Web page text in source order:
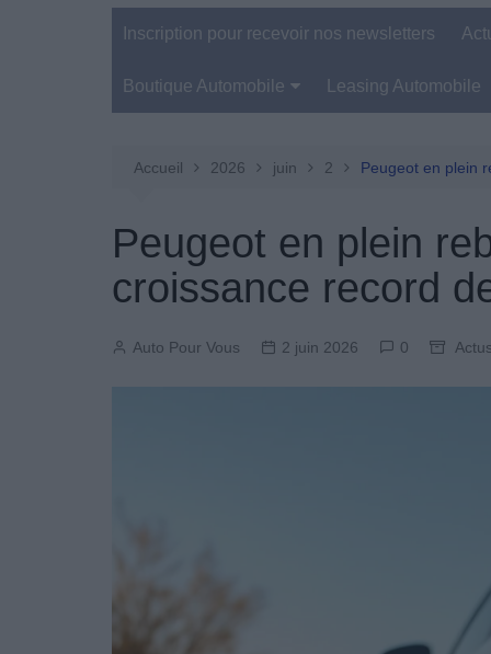
Inscription pour recevoir nos newsletters
Boutique Automobile
Entretien Automobile
Produits Boutique
Leasing Automobile
Accueil 2026 juin 2 Peugeot en plein
Peugeot en plein
croissance record
Auto Pour Vous 2 juin 2026 0